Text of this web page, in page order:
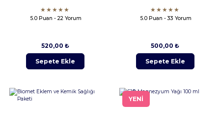
5.0 Puan - 22 Yorum
520,00 ₺
Sepete Ekle
5.0 Puan - 33 Yorum
500,00 ₺
Sepete Ekle
YENİ